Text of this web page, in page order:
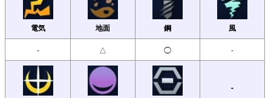
電気 地面 鋼 風
- △ ◯ -
-